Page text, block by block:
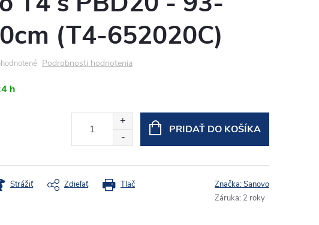
(T4-652020C)
Podrobnosti hodnotenia
h
PRIDAŤ DO KOŠÍKA
Tlač
Strážiť Zdieľať Značka:Sanovo
Záruka: 2 roky